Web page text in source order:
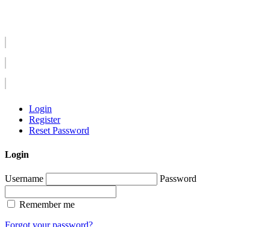
Login
Register
Reset Password
Login
Username Password
Remember me
Forgot your password?